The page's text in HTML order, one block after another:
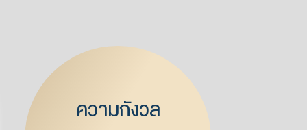
ความกังวล